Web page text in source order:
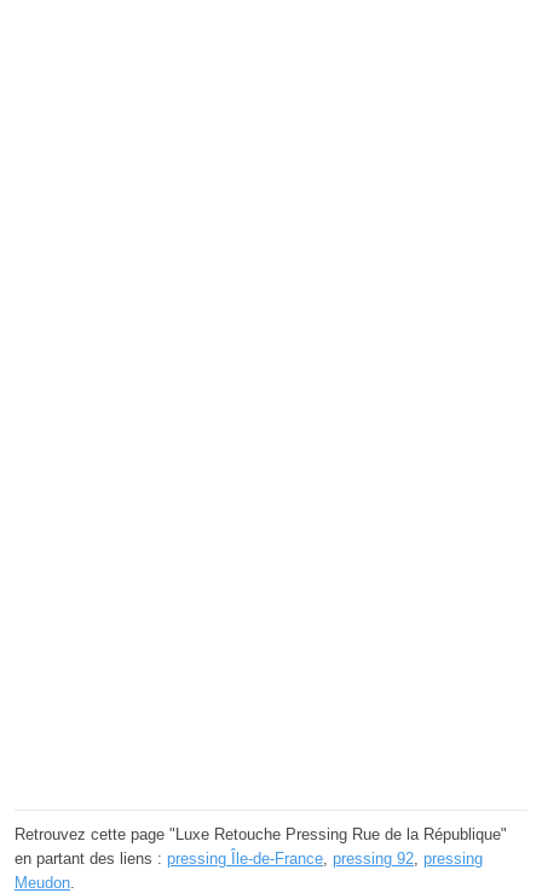
Retrouvez cette page "Luxe Retouche Pressing Rue de la République"
en partant des liens : pressing Île-de-France pressing 92 pressing
Meudon